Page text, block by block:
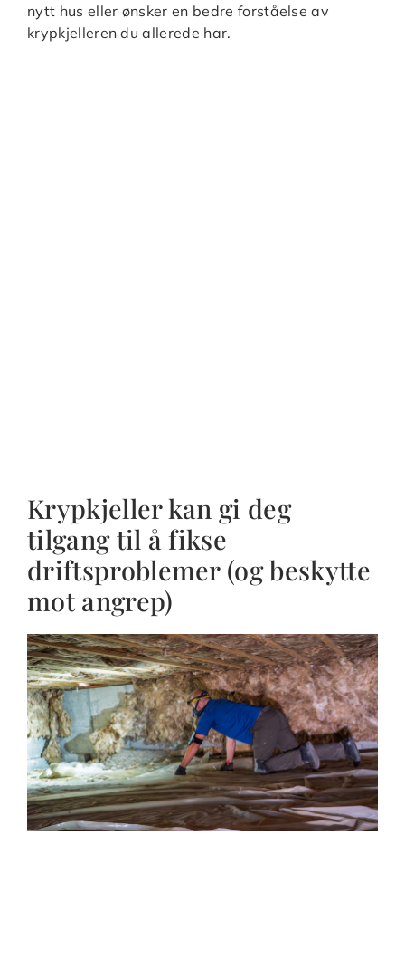
nytt hus eller ønsker en bedre forståelse av
krypkjelleren du allerede har.
Krypkjeller kan gi deg
tilgang til å fikse
driftsproblemer (og beskytte
mot angrep)